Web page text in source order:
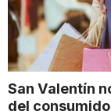
San Valentín
del